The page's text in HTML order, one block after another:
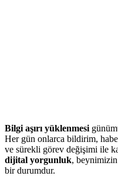
Bilgi aşırı yüklenmesi
Her gün onlarca bildirim,
ve sürekli görev değişimi ile
dijital yorgunluk, beynimizin
bir durumdur.